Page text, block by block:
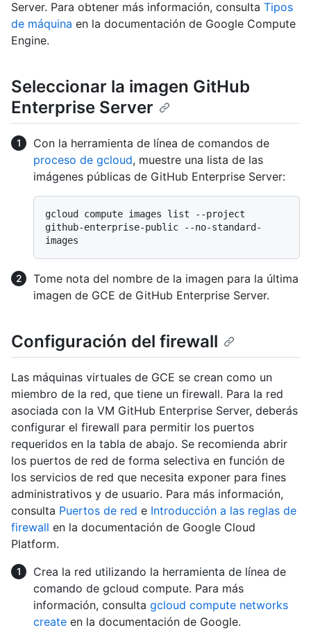
Server. Para obtener más información, consulta Tipos
de máquina en la documentación de Google Compute
Engine.
Seleccionar la imagen GitHub
Enterprise Server
Con la herramienta de línea de comandos de
proceso de gcloud, muestre una lista de las
imágenes públicas de GitHub Enterprise Server:
gcloud compute images list --project
github-enterprise-public --no-standard-
Tome nota del nombre de la imagen para la última
imagen de GCE de GitHub Enterprise Server.
Configuración del firewall
Las máquinas virtuales de GCE se crean como un
miembro de la red, que tiene un firewall. Para la red
asociada con la VM GitHub Enterprise Server, deberás
configurar el firewall para permitir los puertos
requeridos en la tabla de abajo. Se recomienda abrir
los puertos de red de forma selectiva en función de
los servicios de red que necesita exponer para fines
administrativos y de usuario. Para más información,
consulta Puertos de red e Introducción a las reglas de
firewall en la documentación de Google Cloud
Platform.
Crea la red utilizando la herramienta de línea de
comando de gcloud compute. Para más
información, consulta gcloud compute networks
create en la documentación de Google.